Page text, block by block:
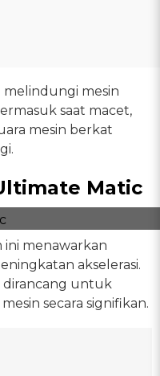
melindungi mesin
saat macet,
mesin berkat
Matic
menawarkan
akselerasi.
dirancang untuk
secara signifikan.